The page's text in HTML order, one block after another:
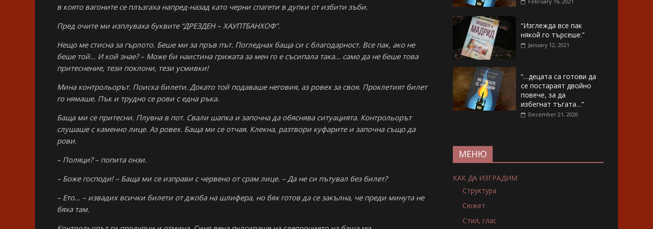
в която вагоните се плъзгаха напред-назад като черни спагети в дупки от избити зъби.
Пред очите ми изплуваха буквите “ДРЕЗДЕН – ХАУПТБАНХОФ”.
Нещо ме стисна за гърлото. Беше ми за пръв път. Погледнах баща си с благодарност. Все пак, ако не
беше той… И кой знае? – Може би наистина грижата за мен го е съсипала така… само да не беше това
притеснение, тези поклони, тези усмивки!
Мина контрольорът. Поиска билети. Докато той подаваше неговия, аз ровех за своя. Проклетият билет
го нямаше. Пък и трудно се рови с една ръка.
Баща ми се притесни. Плувна в пот. Свали шапка и започна да обяснява ситуацията. Контрольорът
слушаше с каменно лице. Аз ровех. Баща ми се отчая. Клекна, разтвори куфарите и започна също да
рови.
– Поляци? – попита онзи.
– Боже господи! – Баща ми се изправи с червено от срам лице. – Да не си пътувал без билет?
– Ето… – извадих всички билети от джоба на шлифера, но бях готов да се закълна, че преди минута не
бяха там.
“Изглежда все пак
някой го търсеше.”
January 12, 2021
“…децата са готови да
се постараят двойно
повече, за да
избегнат тъгата…”
December 21, 2020
МЕНЮ
КАК ДА ИЗГРАДИМ
Структура
Сюжет
Стил, глас